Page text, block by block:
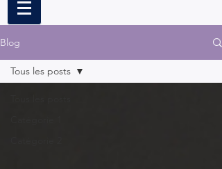
Blog
Tous les posts